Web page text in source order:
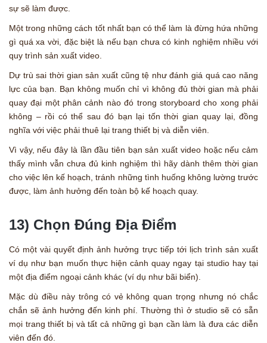
sự sẽ làm được.
Một trong những cách tốt nhất bạn có thể làm là đừng hứa những
gì quá xa vời, đặc biệt là nếu bạn chưa có kinh nghiệm nhiều với
quy trình sản xuất video.
Dự trù sai thời gian sản xuất cũng tệ như đánh giá quá cao năng
lực của bạn. Bạn không muốn chỉ vì không đủ thời gian mà phải
quay đại một phân cảnh nào đó trong storyboard cho xong phải
không – rồi có thể sau đó bạn lại tốn thời gian quay lại, đồng
nghĩa với việc phải thuê lại trang thiết bị và diễn viên.
Vì vậy, nếu đây là lần đầu tiên bạn sản xuất video hoặc nếu cảm
thấy mình vẫn chưa đủ kinh nghiệm thì hãy dành thêm thời gian
cho việc lên kế hoạch, tránh những tình huống không lường trước
được, làm ảnh hưởng đến toàn bộ kế hoạch quay.
13) Chọn Đúng Địa Điểm
Có một vài quyết định ảnh hưởng trực tiếp tới lịch trình sản xuất
ví dụ như bạn muốn thực hiện cảnh quay ngay tại studio hay tại
một địa điểm ngoại cảnh khác (ví dụ như bãi biển).
Mặc dù điều này trông có vẻ không quan trọng nhưng nó chắc
chắn sẽ ảnh hưởng đến kinh phí. Thường thì ở studio sẽ có sẵn
mọi trang thiết bị và tất cả những gì bạn cần làm là đưa các diễn
viên đến đó.